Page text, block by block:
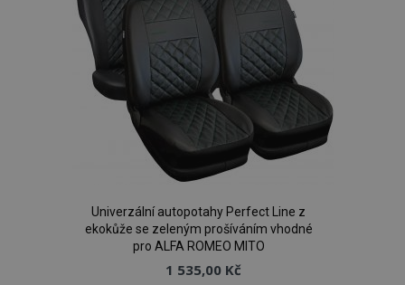
Univerzální autopotahy Perfect Line z
ekokůže se zeleným prošíváním vhodné
pro ALFA ROMEO MITO
1 535,00 Kč